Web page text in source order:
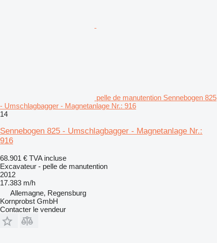
pelle de manutention Sennebogen 825
- Umschlagbagger - Magnetanlage Nr.: 916
14
Sennebogen 825 - Umschlagbagger - Magnetanlage Nr.:
916
68.901 € TVA incluse
Excavateur - pelle de manutention
2012
17.383 m/h
Allemagne, Regensburg
Kornprobst GmbH
Contacter le vendeur